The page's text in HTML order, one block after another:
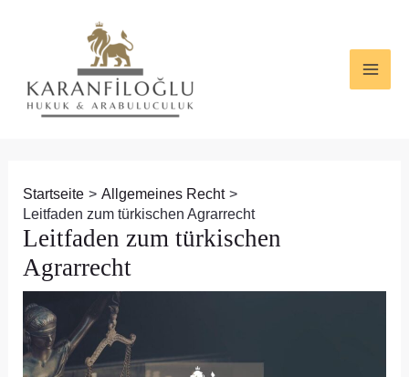
Startseite
Allgemeines Recht
Leitfaden zum türkischen Agrarrecht
Leitfaden zum türkischen
Agrarrecht